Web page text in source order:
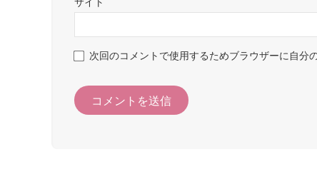
次回のコメントで使用するためブラウザーに自分